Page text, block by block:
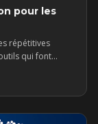
pour les
répétitives
qui font